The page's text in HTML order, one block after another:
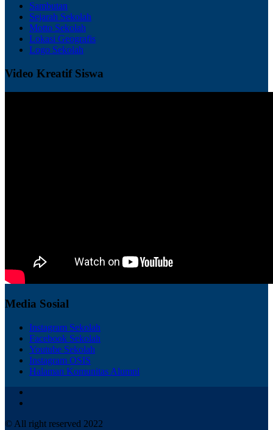
Sambutan
Sejarah Sekolah
Motto Sekolah
Lokasi Geografis
Logo Sekolah
Video Kreatif Siswa
Media Sosial
Instagram Sekolah
Facebook Sekolah
Youtube Sekolah
Instagram OSIS
Halaman Komunitas Alumni
© All right reserved 2022